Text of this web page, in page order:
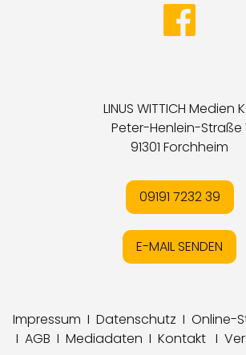
LINUS WITTICH Medien
Peter-Henlein-Straße
91301 Forchheim
09191 7232 39
E-MAIL SENDEN
Impressum I Datenschutz I Online-
I AGB I Mediadaten I Kontakt I